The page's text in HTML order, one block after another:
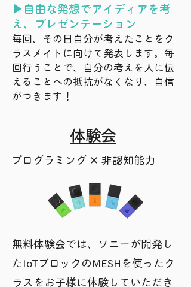
▶ 自由な発想でアイディアを考
え、プレゼンテーション
毎回、その日自分が考えたことをク
ラスメイトに向けて発表します。毎
回行うことで、自分の考えを人に伝
えることへの抵抗がなくなり、自信
がつきます！
体験会
プログラミング ✕ 非認知能力​
無料体験会では、ソニーが開発し
たIoTブロックのMESHを使ったク
ラスをお子様に体験していただき